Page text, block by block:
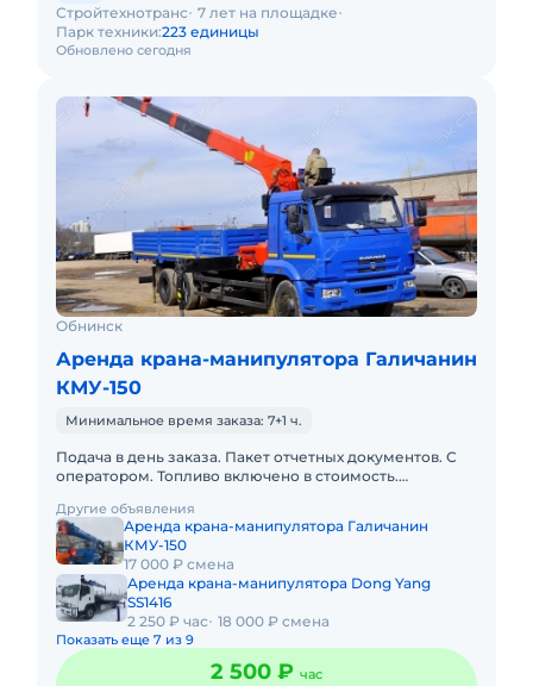
Обновлено сегодня
Стройтехнотранс 7 лет на площадке
Парк техники:223 единицы
Обнинск
Аренда крана-манипулятора Галичанин
КМУ-150
Минимальное время заказа: 7+1 ч.
Подача в день заказа. Пакет отчетных документов. С
оператором. Топливо включено в стоимость.
с малой наработк
Другие объявления
Аренда крана-манипулятора Галичанин
КМУ-150
17 000 ₽ смена
Аренда крана-манипулятора Dong Yang
SS1416
2 250 ₽ час 18 000 ₽ смена
Показать еще 7 из 9
2 500 ₽ час